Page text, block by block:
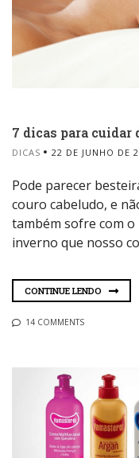
7 dicas para cuidar
DICAS 22 DE JUNHO DE
Pode parecer
couro cabeludo, e
também sofre com
inverno que nosso
CONTINUE LENDO
14 COMMENTS